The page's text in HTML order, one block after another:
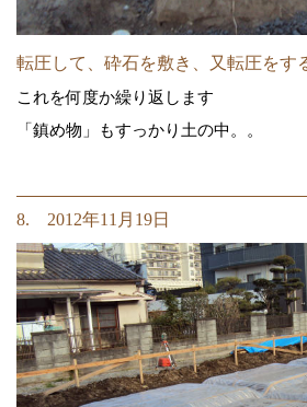
転圧して、砕石を敷き、又転圧をす
これを何度か繰り返します
「鎮め物」もすっかり土の中。。
8. 2012年11月19日